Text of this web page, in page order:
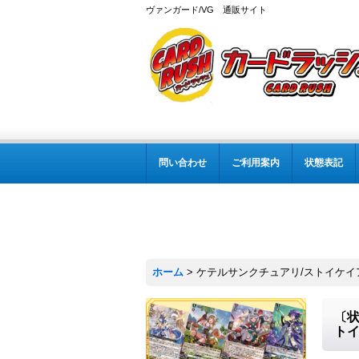
ヴァンガード/VG 通販サイト
問い合わせ ご利用案内 状態表記
ホーム > ケテルサンクチュアリ/ストイケイ
〔
ト